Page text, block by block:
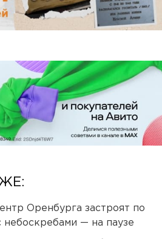
Оренбурга застроят по
небоскребами — на паузе